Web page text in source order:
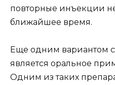
повторные инъекции
ближайшее время.
Еще одним вариантом
является оральное
Одним из таких